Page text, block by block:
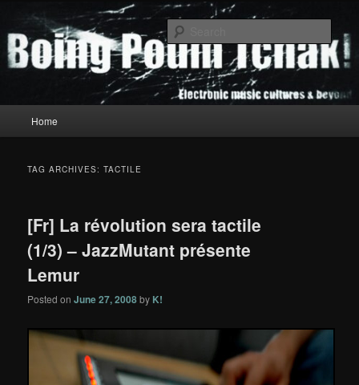
primary
content
secondary
contentBoing Poum Tchak!
Home
TAG ARCHIVES:TACTILE
[Fr] La révolution sera tactile
(1/3) – JazzMutant présente
Lemur
Posted onJune 27, 2008by K!